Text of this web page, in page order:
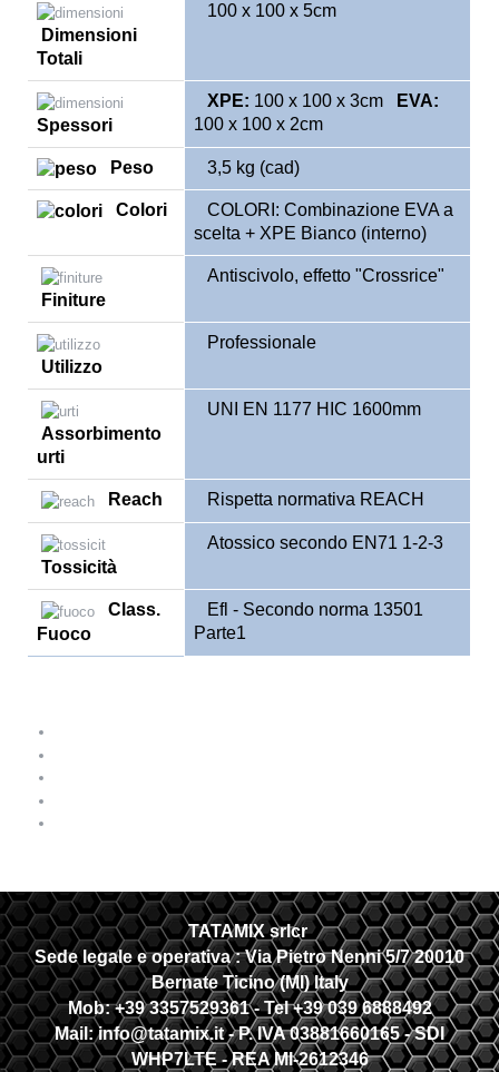
Dimensioni
Totali
100 x 100 x 5cm
Spessori
XPE: 100 x 100 x 3cm
EVA:
100 x 100 x 2cm
Peso 3,5 kg (cad)
Colori
COLORI: Combinazione EVA a
scelta + XPE Bianco (interno)
Finiture
Antiscivolo, effetto "Crossrice"
Utilizzo
Professionale
Assorbimento
urti
UNI EN 1177 HIC 1600mm
Reach Rispetta normativa REACH
Tossicità
Atossico secondo EN71 1-2-3
Class.
Fuoco
Efl - Secondo norma 13501
Parte1
TATAMIX srlcr
Sede legale e operativa :Via Pietro Nenni 5/7 20010
Bernate Ticino (MI) Italy
Mob: +39 3357529361 - Tel +39 039 6888492
Mail: info@tatamix.it - P. IVA 03881660165 - SDI
WHP7LTE- REA MI-2612346